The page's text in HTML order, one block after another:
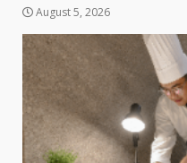
August 5, 2026